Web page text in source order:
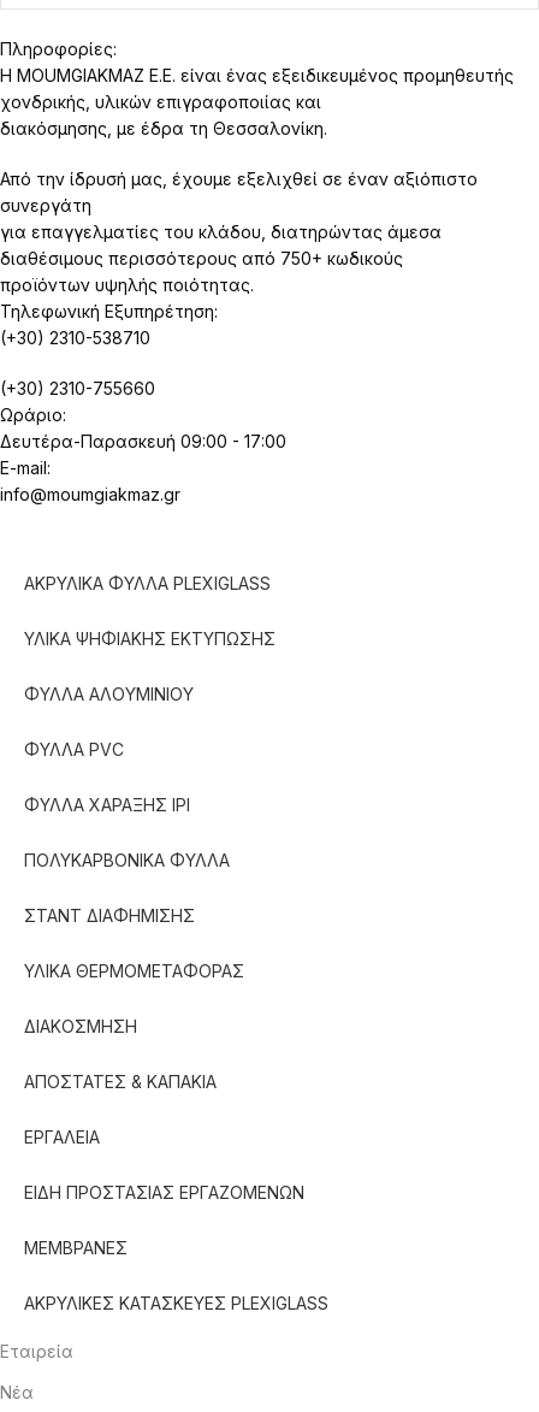
Πληροφορίες:
Η MOUMGIAKMAZ E.E. είναι ένας εξειδικευμένος προμηθευτής
χονδρικής, υλικών επιγραφοποιίας και
διακόσμησης, με έδρα τη Θεσσαλονίκη.
Από την ίδρυσή μας, έχουμε εξελιχθεί σε έναν αξιόπιστο
συνεργάτη
για επαγγελματίες του κλάδου, διατηρώντας άμεσα
διαθέσιμους περισσότερους από 750+ κωδικούς
προϊόντων υψηλής ποιότητας.
Τηλεφωνική Εξυπηρέτηση:
(+30) 2310-538710
(+30) 2310-755660
Ωράριο:
Δευτέρα-Παρασκευή 09:00 - 17:00
E-mail:
info@moumgiakmaz.gr
ΑΚΡΥΛΙΚΑ ΦΥΛΛΑ PLEXIGLASS
ΥΛΙΚΑ ΨΗΦΙΑΚΗΣ ΕΚΤΥΠΩΣΗΣ
ΦΥΛΛΑ ΑΛΟΥΜΙΝΙΟΥ
ΦΥΛΛΑ PVC
ΦΥΛΛΑ ΧΑΡΑΞΗΣ IPI
ΠΟΛΥΚΑΡΒΟΝΙΚΑ ΦΥΛΛΑ
ΣΤΑΝΤ ΔΙΑΦΗΜΙΣΗΣ
ΥΛΙΚΑ ΘΕΡΜΟΜΕΤΑΦΟΡΑΣ
ΔΙΑΚΟΣΜΗΣΗ
ΑΠΟΣΤΑΤΕΣ & ΚΑΠΑΚΙΑ
ΕΡΓΑΛΕΙΑ
ΕΙΔΗ ΠΡΟΣΤΑΣΙΑΣ ΕΡΓΑΖΟΜΕΝΩΝ
ΜΕΜΒΡΑΝΕΣ
ΑΚΡΥΛΙΚΕΣ ΚΑΤΑΣΚΕΥΕΣ PLEXIGLASS
Εταιρεία
Νέα